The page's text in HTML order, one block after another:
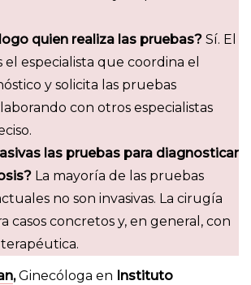
quien realiza las pruebas? Sí. El
especialista que coordina el
y solicita las pruebas
con otros especialistas
las pruebas para diagnosticar
La mayoría de las pruebas
no son invasivas. La cirugía
casos concretos y, en general, con
,Ginecóloga en Instituto